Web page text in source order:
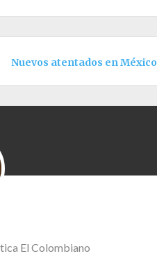
Nuevos atentados en México
El Colombiano